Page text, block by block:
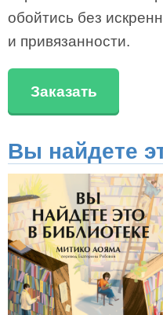
обойтись без
и привязанности.
Заказать
Вы найдете